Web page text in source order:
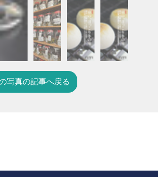
写真の記事へ戻る